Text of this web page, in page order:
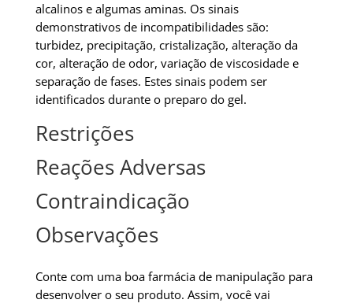
alcalinos e algumas aminas. Os sinais
demonstrativos de incompatibilidades são:
turbidez, precipitação, cristalização, alteração da
cor, alteração de odor, variação de viscosidade e
separação de fases. Estes sinais podem ser
identificados durante o preparo do gel.
Restrições
Reações Adversas
Contraindicação
Observações
Conte com uma boa farmácia de manipulação para
desenvolver o seu produto. Assim, você vai